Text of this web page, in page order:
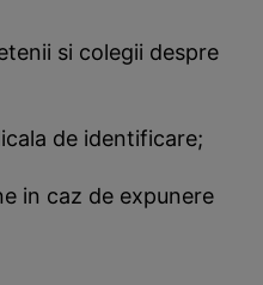
si colegii despre
de identificare;
in caz de expunere